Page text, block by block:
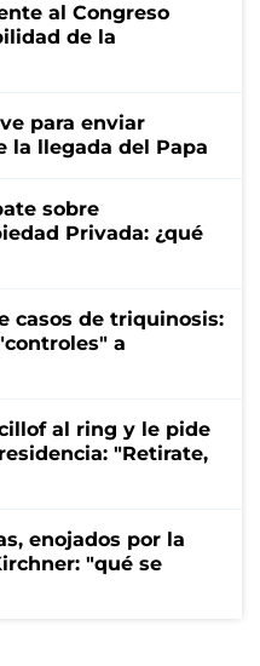
al Congreso
de la
para enviar
la llegada del Papa
sobre
Privada: ¿qué
casos de triquinosis:
a
al ring y le pide
"Retirate,
enojados por la
"qué se